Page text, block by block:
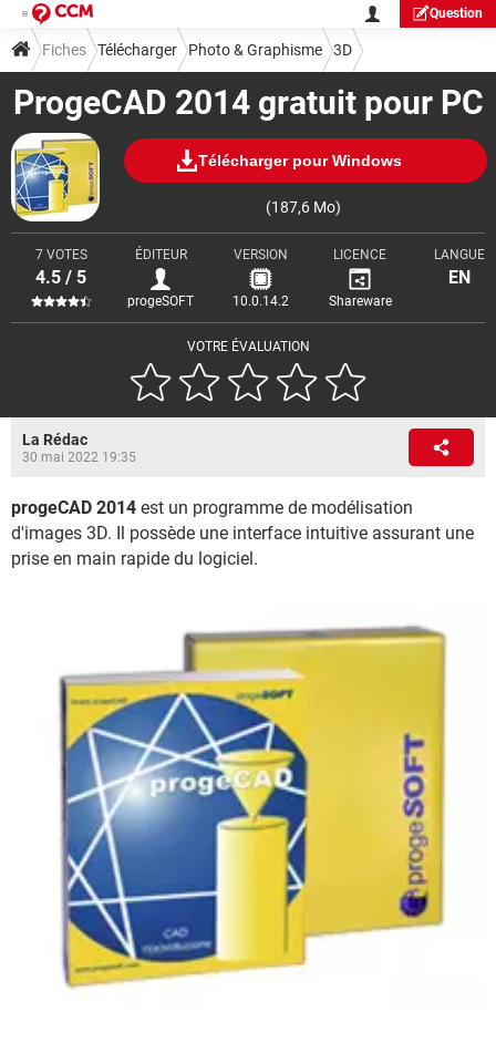
Question
ProgeCAD 2014 gratuit pour PC
Télécharger pour Windows
(187,6 Mo)
VOTRE ÉVALUATION
7 VOTES
4.5 / 5
ÉDITEUR
progeSOFT
VERSION
10.0.14.2
LICENCE
Shareware
LANGUE
EN
Fiches Télécharger Photo & Graphisme 3D
La Rédac
30 mai 2022 19:35
progeCAD 2014 est un programme de modélisation
d'images 3D. Il possède une interface intuitive assurant une
prise en main rapide du logiciel.